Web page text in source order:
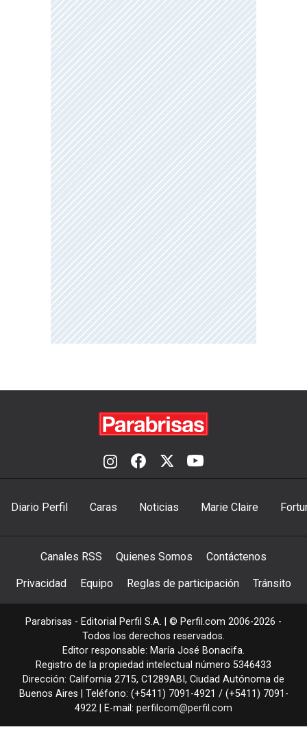
Diario Perfil Caras Noticias Marie Claire
Canales RSS Quienes Somos Contáctenos
Privacidad Equipo Reglas de participación Tránsito
Parabrisas - Editorial Perfil S.A. | © Perfil.com 2006-2026 -
Todos los derechos reservados.
Editor responsable: María José Bonacifa.
Registro de la propiedad intelectual número 5346433
Dirección: California 2715, C1289ABI , Ciudad Autónoma de
Buenos Aires | Teléfono: (+5411) 7091-4921 / (+5411) 7091-
4922 | E-mail: perfilcom@perfil.com